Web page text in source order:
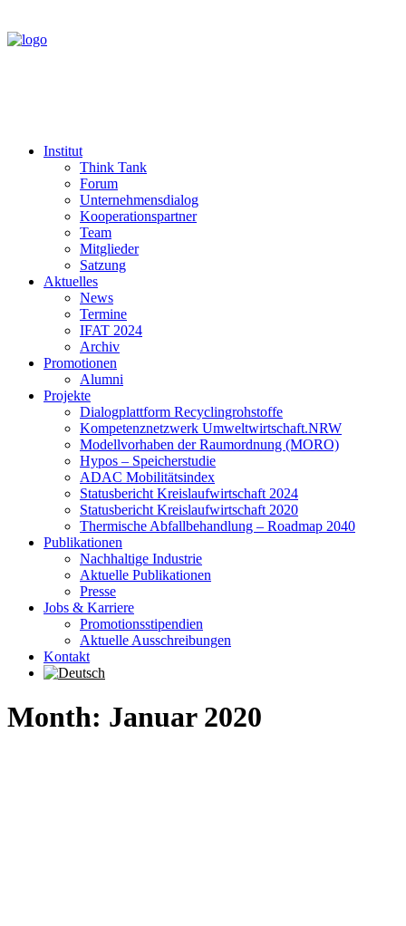
Institut
Think Tank
Forum
Unternehmensdialog
Kooperationspartner
Team
Mitglieder
Satzung
Aktuelles
News
Termine
IFAT 2024
Archiv
Promotionen
Alumni
Projekte
Dialogplattform Recyclingrohstoffe
Kompetenznetzwerk Umweltwirtschaft.NRW
Modellvorhaben der Raumordnung (MORO)
Hypos – Speicherstudie
ADAC Mobilitätsindex
Statusbericht Kreislaufwirtschaft 2024
Statusbericht Kreislaufwirtschaft 2020
Thermische Abfallbehandlung – Roadmap 2040
Publikationen
Nachhaltige Industrie
Aktuelle Publikationen
Presse
Jobs & Karriere
Promotionsstipendien
Aktuelle Ausschreibungen
Kontakt
Month: Januar 2020